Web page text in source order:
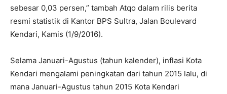
sebesar 0,03 persen,” tambah Atqo dalam rilis berita
resmi statistik di Kantor BPS Sultra, Jalan Boulevard
Kendari, Kamis (1/9/2016).
Selama Januari-Agustus (tahun kalender), inflasi Kota
Kendari mengalami peningkatan dari tahun 2015 lalu, di
mana Januari-Agustus tahun 2015 Kota Kendari